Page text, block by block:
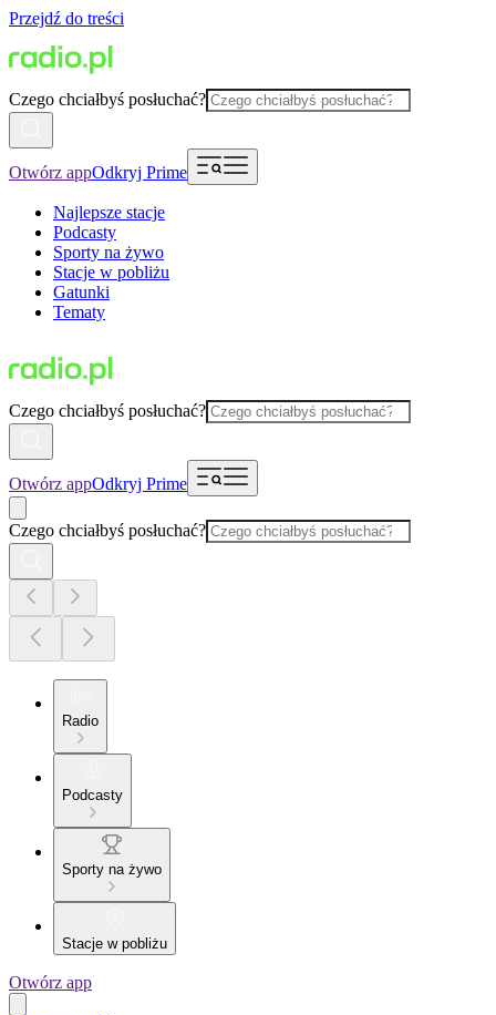
Przejdź do treści
Czego chciałbyś posłuchać?
Otwórz appOdkryj Prime
Najlepsze stacje
Podcasty
Sporty na żywo
Stacje w pobliżu
Gatunki
Tematy
Czego chciałbyś posłuchać?
Otwórz appOdkryj Prime
Czego chciałbyś posłuchać?
Radio
Podcasty
Sporty na żywo
Stacje w pobliżu
Otwórz app